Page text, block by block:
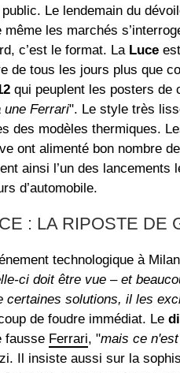
Le lendemain du
même les marchés
c’est le format. La Luce
de tous les jours plus que
qui peuplent les posters de
une Ferrari". Le style très
des modèles thermiques.
ont alimenté bon nombre de
ainsi l’un des lancements
d’automobile.
: LA RIPOSTE DE
technologique à
ci doit être vue – et
certaines solutions, il les
de foudre immédiat. Le
fausse Ferrari, "mais ce
Il insiste aussi sur la